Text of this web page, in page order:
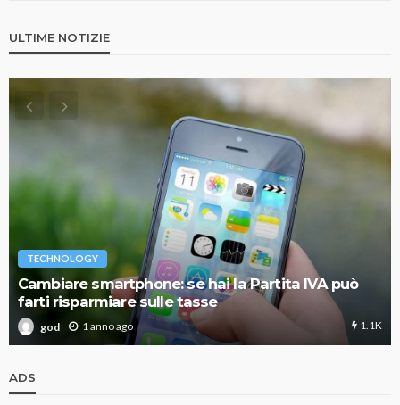
ULTIME NOTIZIE
TECHNOLOGY
Cambiare smartphone: se hai la Partita IVA può
farti risparmiare sulle tasse
god 1 anno ago 1.1K
ADS